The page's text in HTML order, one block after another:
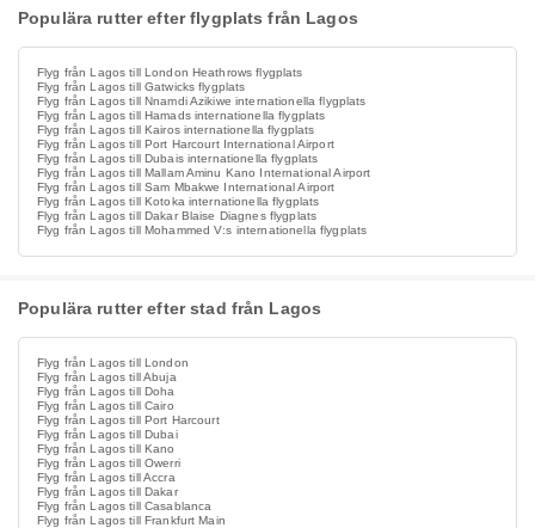
Populära rutter efter flygplats från Lagos
Flyg från Lagos till London Heathrows flygplats
Flyg från Lagos till Gatwicks flygplats
Flyg från Lagos till Nnamdi Azikiwe internationella flygplats
Flyg från Lagos till Hamads internationella flygplats
Flyg från Lagos till Kairos internationella flygplats
Flyg från Lagos till Port Harcourt International Airport
Flyg från Lagos till Dubais internationella flygplats
Flyg från Lagos till Mallam Aminu Kano International Airport
Flyg från Lagos till Sam Mbakwe International Airport
Flyg från Lagos till Kotoka internationella flygplats
Flyg från Lagos till Dakar Blaise Diagnes flygplats
Flyg från Lagos till Mohammed V:s internationella flygplats
Populära rutter efter stad från Lagos
Flyg från Lagos till London
Flyg från Lagos till Abuja
Flyg från Lagos till Doha
Flyg från Lagos till Cairo
Flyg från Lagos till Port Harcourt
Flyg från Lagos till Dubai
Flyg från Lagos till Kano
Flyg från Lagos till Owerri
Flyg från Lagos till Accra
Flyg från Lagos till Dakar
Flyg från Lagos till Casablanca
Flyg från Lagos till Frankfurt Main